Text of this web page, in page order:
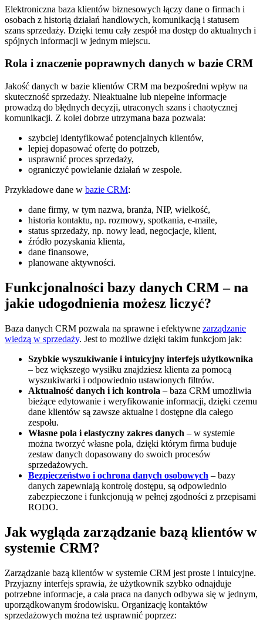
Elektroniczna baza klientów biznesowych łączy dane o firmach i
osobach z historią działań handlowych, komunikacją i statusem
szans sprzedaży. Dzięki temu cały zespół ma dostęp do aktualnych i
spójnych informacji w jednym miejscu.
Rola i znaczenie poprawnych danych w bazie CRM
Jakość danych w bazie klientów CRM ma bezpośredni wpływ na
skuteczność sprzedaży. Nieaktualne lub niepełne informacje
prowadzą do błędnych decyzji, utraconych szans i chaotycznej
komunikacji. Z kolei dobrze utrzymana baza pozwala:
szybciej identyfikować potencjalnych klientów,
lepiej dopasować ofertę do potrzeb,
usprawnić proces sprzedaży,
ograniczyć powielanie działań w zespole.
Przykładowe dane w bazie CRM:
dane firmy, w tym nazwa, branża, NIP, wielkość,
historia kontaktu, np. rozmowy, spotkania, e-maile,
status sprzedaży, np. nowy lead, negocjacje, klient,
źródło pozyskania klienta,
dane finansowe,
planowane aktywności.
Funkcjonalności bazy danych CRM – na
jakie udogodnienia możesz liczyć?
Baza danych CRM pozwala na sprawne i efektywne zarządzanie
wiedzą w sprzedaży. Jest to możliwe dzięki takim funkcjom jak:
Szybkie wyszukiwanie i intuicyjny interfejs użytkownika
– bez większego wysiłku znajdziesz klienta za pomocą
wyszukiwarki i odpowiednio ustawionych filtrów.
Aktualność danych i ich kontrola – baza CRM umożliwia
bieżące edytowanie i weryfikowanie informacji, dzięki czemu
dane klientów są zawsze aktualne i dostępne dla całego
zespołu.
Własne pola i elastyczny zakres danych – w systemie
można tworzyć własne pola, dzięki którym firma buduje
zestaw danych dopasowany do swoich procesów
sprzedażowych.
Bezpieczeństwo i ochrona danych osobowych – bazy
danych zapewniają kontrolę dostępu, są odpowiednio
zabezpieczone i funkcjonują w pełnej zgodności z przepisami
RODO.
Jak wygląda zarządzanie bazą klientów w
systemie CRM?
Zarządzanie bazą klientów w systemie CRM jest proste i intuicyjne.
Przyjazny interfejs sprawia, że użytkownik szybko odnajduje
potrzebne informacje, a cała praca na danych odbywa się w jednym,
uporządkowanym środowisku. Organizację kontaktów
sprzedażowych można też usprawnić poprzez: